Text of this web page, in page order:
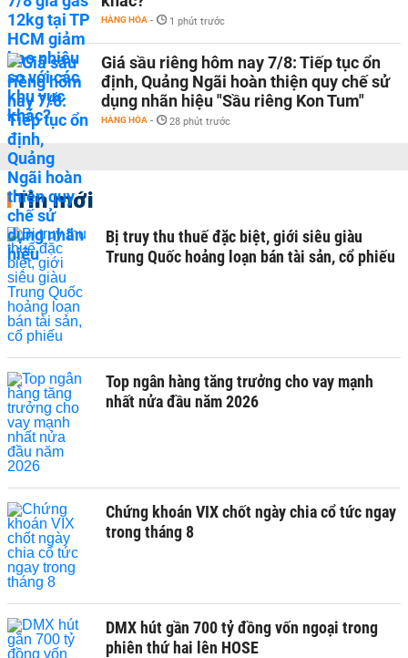
HÀNG HÓA - 1 phút trước
Giá sầu riêng hôm nay 7/8: Tiếp tục ổn
định, Quảng Ngãi hoàn thiện quy chế sử
dụng nhãn hiệu "Sầu riêng Kon Tum"
HÀNG HÓA - 28 phút trước
Tin mới
Bị truy thu thuế đặc biệt, giới siêu giàu
Trung Quốc hoảng loạn bán tài sản, cổ phiếu
Top ngân hàng tăng trưởng cho vay mạnh
nhất nửa đầu năm 2026
Chứng khoán VIX chốt ngày chia cổ tức ngay
trong tháng 8
DMX hút gần 700 tỷ đồng vốn ngoại trong
phiên thứ hai lên HOSE